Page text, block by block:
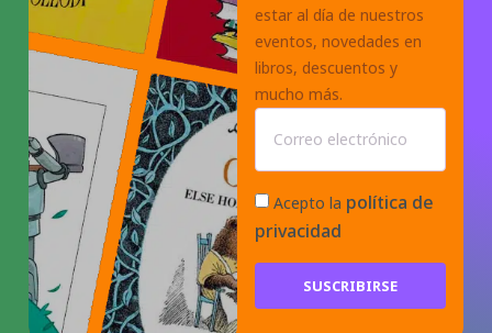
estar al día de nuestros
eventos, novedades en
libros, descuentos y
mucho más.
Acepto la política de
privacidad
SUSCRIBIRSE